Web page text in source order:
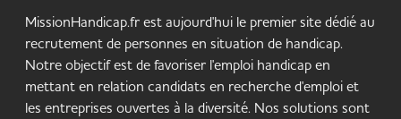
MissionHandicap.fr est aujourd'hui le premier site dédié au
recrutement de personnes en situation de handicap.
Notre objectif est de favoriser l'emploi handicap en
mettant en relation candidats en recherche d'emploi et
les entreprises ouvertes à la diversité. Nos solutions sont